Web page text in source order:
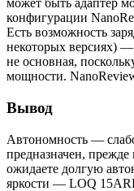
может быть адаптер
конфигурации
Есть возможность
некоторых версиях) —
не основная,
мощности.
Вывод
Автономность —
предназначен,
ожидаете долгую
яркости — LOQ